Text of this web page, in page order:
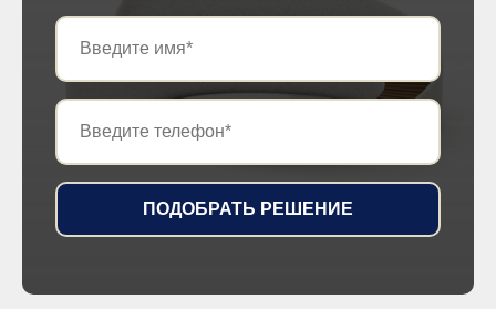
ПОДОБРАТЬ РЕШЕНИЕ